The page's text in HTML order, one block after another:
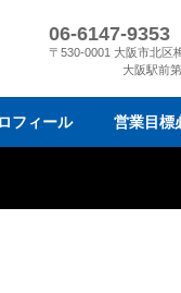
06-6147-9353
〒530-0001 大阪市北区
大阪駅前
フィール 営業目標